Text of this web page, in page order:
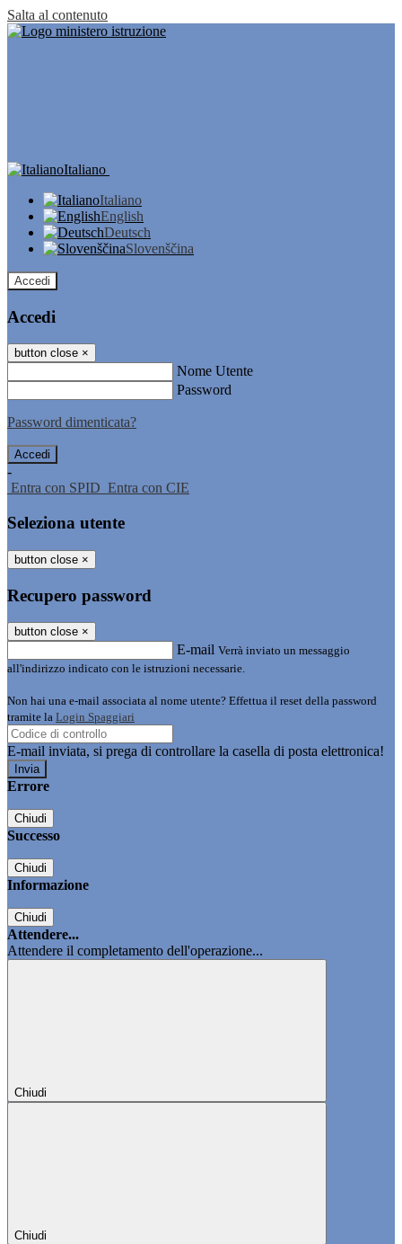
Salta al contenuto
Italiano
Italiano
English
Deutsch
Slovenščina
Accedi
Accedi
button close ×
Nome Utente
Password
Password dimenticata?
-
Entra con SPID Entra con CIE
Seleziona utente
button close ×
Recupero password
button close ×
E-mail Verrà inviato un messaggio
all'indirizzo indicato con le istruzioni necessarie.
Non hai una e-mail associata al nome utente? Effettua il reset della password
tramite la Login Spaggiari
E-mail inviata, si prega di controllare la casella di posta elettronica!
Errore
Chiudi
Successo
Chiudi
Informazione
Chiudi
Attendere...
Attendere il completamento dell'operazione...
Chiudi
Chiudi